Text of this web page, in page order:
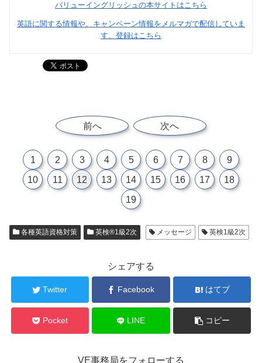
バリューイングリッシュの本サイトはこちら
英語に関する情報や、キャンペーン情報をメルマガで配信していま
す、登録はこちら
前へ 次へ
1 2 3 4 5 6 7 8
9
10
11 12 13 14 15 16 17
18
19
各種英語資格対策 英検®1級2次 メッセージ 英検1級2次
シェアする
Twitter Facebook はてブ
Pocket LINE コピー
VE事務局をフォローする